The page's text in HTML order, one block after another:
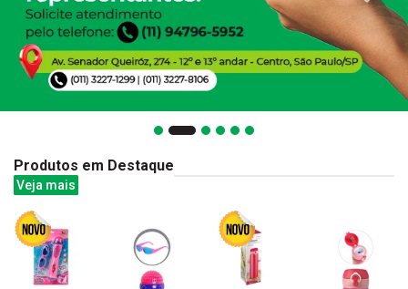
Produtos em Destaque
Veja mais